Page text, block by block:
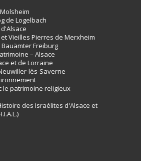
de Logelbach
Vieilles Pierres de Merxheim
Freiburg
– Alsace
et de Lorraine
lès-Saverne
le patrimoine religieux
des Israélites d'Alsace et